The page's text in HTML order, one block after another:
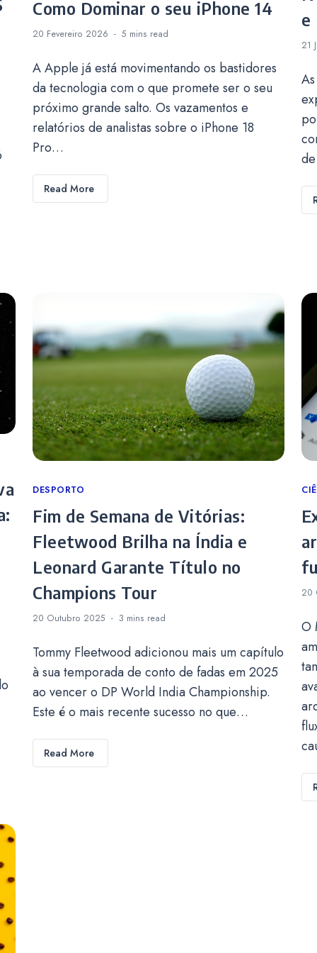
Como Dominar o seu iPhone 14
20 Fevereiro 2026 5 mins read
A Apple já está movimentando os bastidores
da tecnologia com o que promete ser o seu
próximo grande salto. Os vazamentos e
relatórios de analistas sobre o iPhone 18
Pro…
Read More
e
21
Categories
DESPORTO
Fim de Semana de Vitórias:
Fleetwood Brilha na Índia e
Leonard Garante Título no
Champions Tour
20 Outubro 2025 3 mins read
Tommy Fleetwood adicionou mais um capítulo
à sua temporada de conto de fadas em 2025
ao vencer o DP World India Championship.
Este é o mais recente sucesso no que…
Read More
20
O